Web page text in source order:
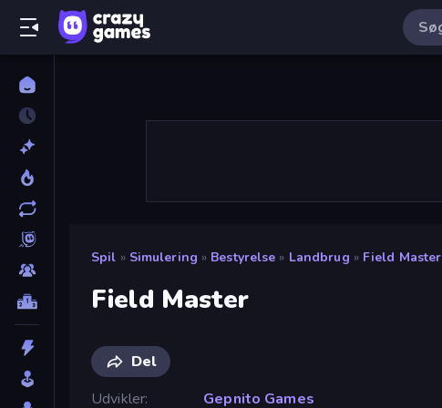
Spil » Simulering » Bestyrelse » Landbrug » Field Master
Field Master
Del
Udvikler
Gepnito Games